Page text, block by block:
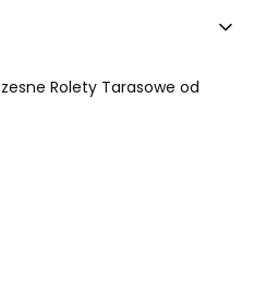
Rolety Tarasowe od